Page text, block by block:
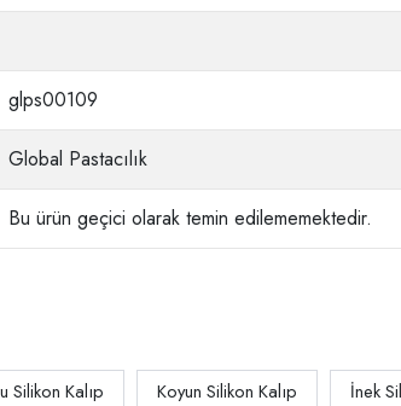
glps00109
Global Pastacılık
Bu ürün geçici olarak temin edilememektedir.
Silikon Kalıp Koyun Silikon Kalıp İnek